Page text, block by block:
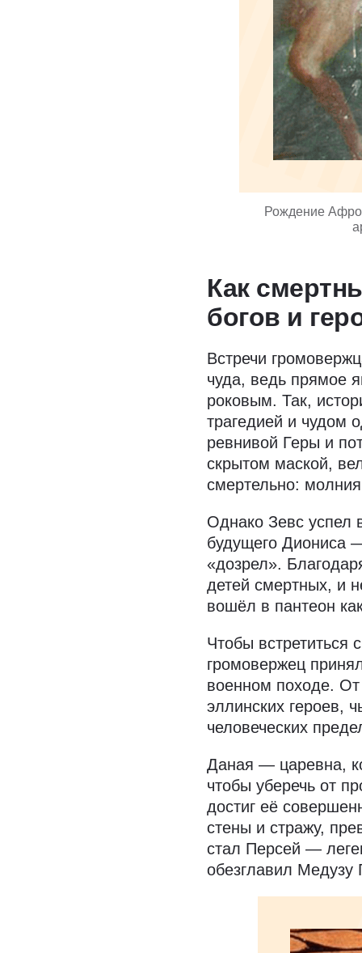
Рождение
Как
богов и
Встречи
чуда, ведь прямое
роковым. Так,
трагедией и чудом
ревнивой Геры и
скрытом маской,
смертельно:
Однако Зевс успел
будущего Диониса
«дозрел».
детей смертных, и
вошёл в пантеон
Чтобы встретиться
громовержец
военном походе.
эллинских героев,
человеческих
Даная — царевна,
чтобы уберечь от
достиг её
стены и стражу,
стал Персей —
обезглавил Медузу